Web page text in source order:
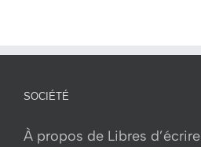
SOCIÉTÉ
À propos de Libres d’écrire